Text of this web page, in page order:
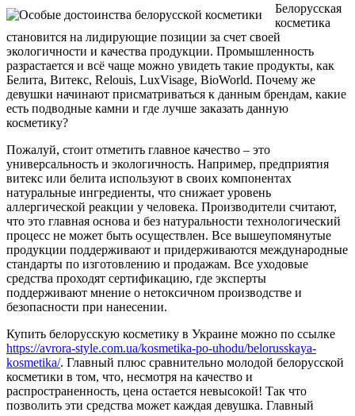
Белорусская
косметика
становится на лидирующие позиции за счет своей
экологичности и качества продукции. Промышленность
разрастается и всё чаще можно увидеть такие продукты, как
Белита, Витекс, Relouis, LuxVisage, BioWorld. Почему же
девушки начинают присматриваться к данным брендам, какие
есть подводные камни и где лучше заказать данную
косметику?
Пожалуй, стоит отметить главное качество – это
универсальность и экологичность. Например, предприятия
витекс или белита используют в своих компонентах
натуральные ингредиенты, что снижает уровень
аллергической реакции у человека. Производители считают,
что это главная основа и без натуральности технологический
процесс не может быть осуществлен. Все вышеупомянутые
продукции поддерживают и придерживаются международные
стандарты по изготовлению и продажам. Все уходовые
средства проходят сертификацию, где эксперты
поддерживают мнение о нетоксичном производстве и
безопасности при нанесении.
Купить белорусскую косметику в Украине можно по ссылке
https://avrora-style.com.ua/kosmetika-po-uhodu/belorusskaya-
kosmetika/. Главный плюс сравнительно молодой белорусской
косметики в том, что, несмотря на качество и
распространенность, цена остается невысокой! Так что
позволить эти средства может каждая девушка. Главный